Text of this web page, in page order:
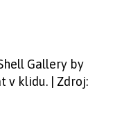
Gallery by
v klidu. | Zdroj: